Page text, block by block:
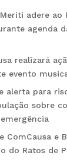
adere ao
agenda
realizará
evento
alerta para
sobre
ComCausa e
do Ratos de